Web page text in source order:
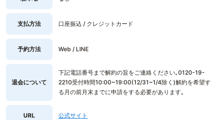
支払方法 口座振込 / クレジットカード
予約方法 Web / LINE
退会について
下記電話番号まで解約の旨をご連絡ください｡0120-19-
2210受付時間10:00~19:00(12/31~1/4除く)解約を希望す
る月の前月末までに申請をする必要があります｡
URL 公式サイト